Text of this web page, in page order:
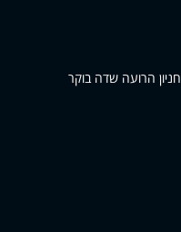
חניון הרועה שדה בוקר